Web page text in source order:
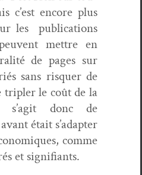
c’est encore plus
les pub­li­ca­tions
met­tre en
de pages sur
sans ris­quer de
tripler le coût de la
s’ag­it donc de
était s’adapter
comme
et signifiants.